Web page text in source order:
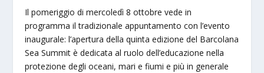
Il pomeriggio di mercoledì 8 ottobre vede in
programma il tradizionale appuntamento con l’evento
inaugurale: l’apertura della quinta edizione del Barcolana
Sea Summit è dedicata al ruolo dell’educazione nella
protezione degli oceani, mari e fiumi e più in generale